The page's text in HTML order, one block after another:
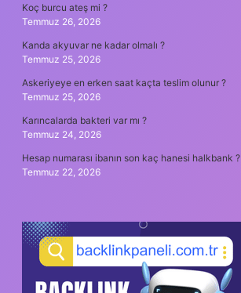
Koç burcu ateş mi ?
Temmuz 26, 2026
Kanda akyuvar ne kadar olmalı ?
Temmuz 25, 2026
Askeriyeye en erken saat kaçta teslim olunur ?
Temmuz 25, 2026
Karıncalarda bakteri var mı ?
Temmuz 24, 2026
Hesap numarası ibanın son kaç hanesi halkbank ?
Temmuz 22, 2026